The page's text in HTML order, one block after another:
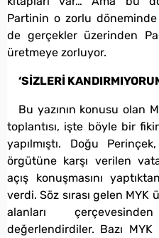
Partinin o zorlu
de gerçekler üzerinden
üretmeye zorluyor.
‘SİZLERİ
Bu yazının konusu olan
toplantısı, işte böyle bir
yapılmıştı. Doğu
örgütüne karşı verilen
açış konuşmasını
verdi. Söz sırası gelen
alanları
değerlendirdiler. Bazı